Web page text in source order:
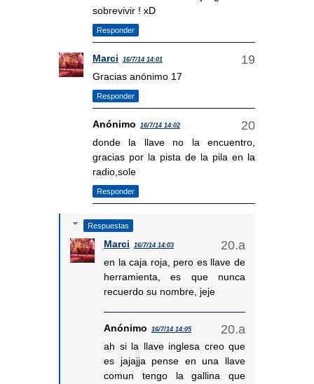
sobrevivir ! xD
Responder
Marci 16/7/14 14:01
Gracias anónimo 17
Responder
Anónimo 16/7/14 14:02
donde la llave no la encuentro,
gracias por la pista de la pila en la
radio,sole
Responder
Respuestas
Marci 16/7/14 14:03
en la caja roja, pero es llave de
herramienta, es que nunca
recuerdo su nombre, jeje
Anónimo 16/7/14 14:05
ah si la llave inglesa creo que
es jajajja pense en una llave
comun tengo la gallina que